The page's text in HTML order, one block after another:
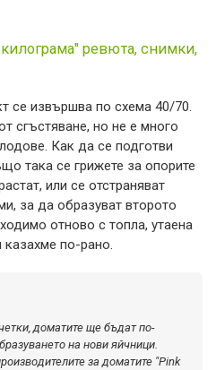
ревюта, снимки,
се извършва по схема 40/70.
сгъстяване, но не е много
Как да се подготви
така се грижете за опорите
или се отстраняват
за да образуват второто
отново с топла, утаена
казахме по-рано.
доматите ще бъдат по-
на нови яйчници.
за доматите "Pink